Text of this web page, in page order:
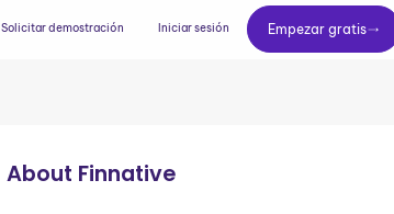
Solicitar demostración Iniciar sesión Empezar gratis
Empezar gratis
About Finnative